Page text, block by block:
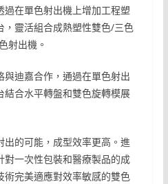
過在單色射出機上增加工程塑
，靈活組合成熱塑性雙色/三色
射出機。
迪嘉合作，通過在單色射出
合水平轉盤和雙色旋轉模展
的可能，成型效率更高。進
一次性包裝和醫療製品的成
術完美適應對效率敏感的雙色